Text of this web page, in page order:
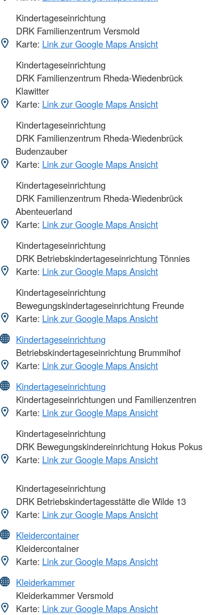
Kindertageseinrichtung
DRK Familienzentrum Versmold
Karte: Link zur Google Maps Ansicht
Kindertageseinrichtung
DRK Familienzentrum Rheda-Wiedenbrück
Klawitter
Karte: Link zur Google Maps Ansicht
Kindertageseinrichtung
DRK Familienzentrum Rheda-Wiedenbrück
Budenzauber
Karte: Link zur Google Maps Ansicht
Kindertageseinrichtung
DRK Familienzentrum Rheda-Wiedenbrück
Abenteuerland
Karte: Link zur Google Maps Ansicht
Kindertageseinrichtung
DRK Betriebskindertageseinrichtung Tönnies
Karte: Link zur Google Maps Ansicht
Kindertageseinrichtung
Bewegungskindertageseinrichtung Freunde
Karte: Link zur Google Maps Ansicht
Kindertageseinrichtung
Betriebskindertageseinrichtung Brummihof
Karte: Link zur Google Maps Ansicht
Kindertageseinrichtung
Kindertageseinrichtungen und Familienzentren
Karte: Link zur Google Maps Ansicht
Kindertageseinrichtung
DRK Bewegungskindereinrichtung Hokus Pokus
Karte: Link zur Google Maps Ansicht
Kindertageseinrichtung
DRK Betriebskindertagesstätte die Wilde 13
Karte: Link zur Google Maps Ansicht
Kleidercontainer
Kleidercontainer
Karte: Link zur Google Maps Ansicht
Kleiderkammer
Kleiderkammer Versmold
Karte: Link zur Google Maps Ansicht